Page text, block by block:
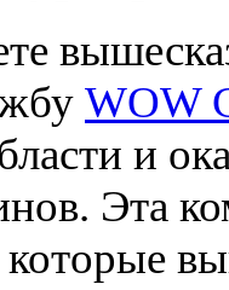
WOW
и
Эта